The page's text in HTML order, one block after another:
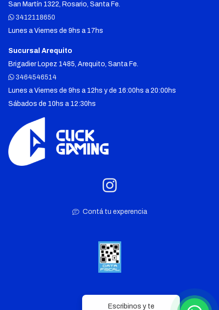
San Martín 1322, Rosario, Santa Fe.
3412118650
Lunes a Viernes de 9hs a 17hs
Sucursal Arequito
Brigadier Lopez 1485, Arequito, Santa Fe.
3464546514
Lunes a Viernes de 9hs a 12hs y de 16:00hs a 20:00hs
Sábados de 10hs a 12:30hs
Contá tu experencia
Escribinos y te